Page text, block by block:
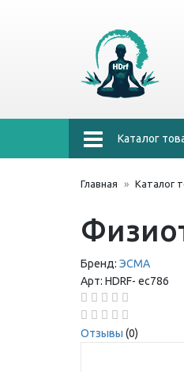
Каталог
Главная Каталог
Бренд: ЭСМА
Арт: HDRF- ес786
Отзывы (0)